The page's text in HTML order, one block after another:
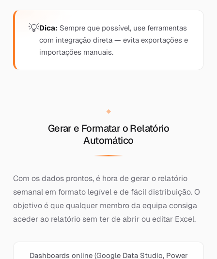
Dica: Sempre que possível, use ferramentas
com integração direta — evita exportações e
importações manuais.
Gerar e Formatar o Relatório
Automático
Com os dados prontos, é hora de gerar o relatório
semanal em formato legível e de fácil distribuição. O
objetivo é que qualquer membro da equipa consiga
aceder ao relatório sem ter de abrir ou editar Excel.
Dashboards online (Google Data Studio, Power